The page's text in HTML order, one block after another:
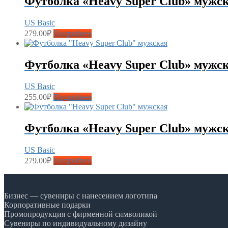
US Basic
279.00₽ Подробнее
Футболка «Heavy Super Club»
US Basic
255.00₽ Подробнее
Футболка «Heavy Super Club»
US Basic
279.00₽ Подробнее
Бизнес — сувениры с нанесением логотипа
Корпоративные подарки
Промопродукция с фирменной символикой
Сувениры по индивидуальному дизайну